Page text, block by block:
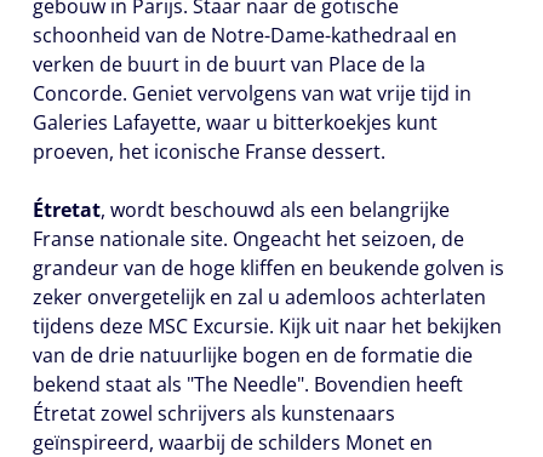
gebouw in Parijs. Staar naar de gotische
schoonheid van de Notre-Dame-kathedraal en
verken de buurt in de buurt van Place de la
Concorde. Geniet vervolgens van wat vrije tijd in
Galeries Lafayette, waar u bitterkoekjes kunt
proeven, het iconische Franse dessert.
Étretat, wordt beschouwd als een belangrijke
Franse nationale site. Ongeacht het seizoen, de
grandeur van de hoge kliffen en beukende golven is
zeker onvergetelijk en zal u ademloos achterlaten
tijdens deze MSC Excursie. Kijk uit naar het bekijken
van de drie natuurlijke bogen en de formatie die
bekend staat als "The Needle". Bovendien heeft
Étretat zowel schrijvers als kunstenaars
geïnspireerd, waarbij de schilders Monet en